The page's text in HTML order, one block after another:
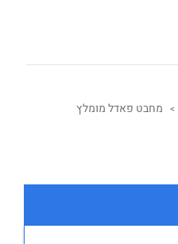
> מחבט פאדל מומלץ